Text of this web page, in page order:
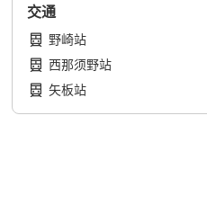
交通
野崎站
西那须野站
矢板站